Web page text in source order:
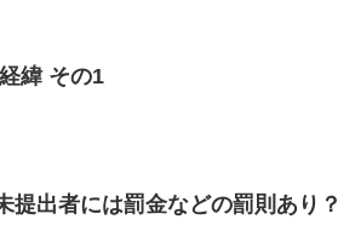
緯 その1
提出者には罰金などの罰則あり？